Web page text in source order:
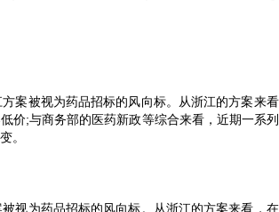
案被视为药品招标的风向标。从浙江的方案来
价;与商务部的医药新政等综合来看，近期一系
。
视为药品招标的风向标。从浙江的方案来看，